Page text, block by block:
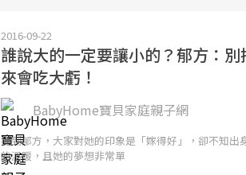
2016-09-22
誰說大的一定要讓小的？郁方：
來會吃大虧！
BabyHome寶貝家庭親子網
提到郁方，大家對她的印象是「嫁得好」，卻不知出
的溫暖，且她的夢想非常單